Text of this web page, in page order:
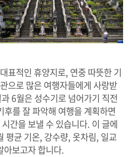
표적인 휴양지로, 연중 따뜻한 기
으로 많은 여행자들에게 사랑받
6월은 성수기로 넘어가기 직전
후를 잘 파악해 여행을 계획하면
간을 보낼 수 있습니다. 이 글에
평균 기온, 강수량, 옷차림, 일교
아보고자 합니다.